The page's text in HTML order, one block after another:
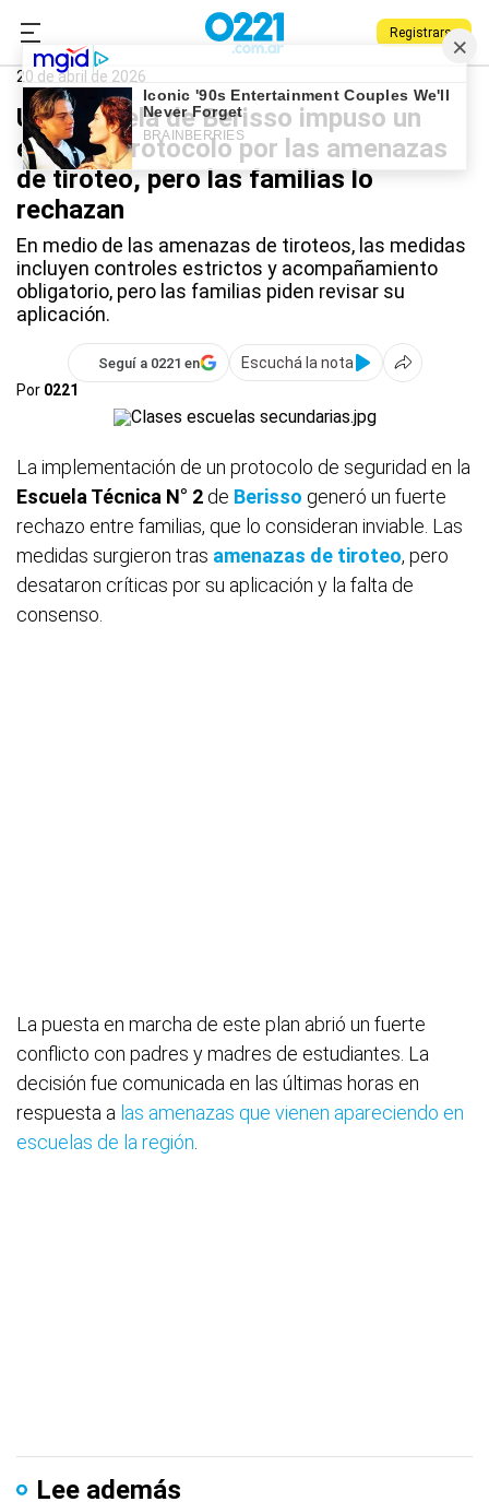
Registrarse
0221.com.ar
Amenazas de tiroteo
20 de abril de 2026
Una escuela de Berisso impuso un
estricto protocolo por las amenazas
de tiroteo, pero las familias lo
rechazan
En medio de las amenazas de tiroteos, las medidas
incluyen controles estrictos y acompañamiento
obligatorio, pero las familias piden revisar su
aplicación.
Seguí a 0221 en
Escuchá la nota
Por 0221
La implementación de un protocolo de seguridad en la
Escuela Técnica N° 2 de Berisso generó un fuerte
rechazo entre familias, que lo consideran inviable. Las
medidas surgieron tras amenazas de tiroteo, pero
desataron críticas por su aplicación y la falta de
consenso.
La puesta en marcha de este plan abrió un fuerte
conflicto con padres y madres de estudiantes. La
decisión fue comunicada en las últimas horas en
respuesta a las amenazas que vienen apareciendo en
escuelas de la región
Lee además